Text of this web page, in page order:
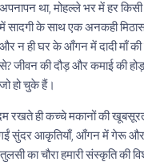
था, मोहल्ले भर में हर किसी
सादगी के साथ एक अनकही
न ही घर के आँगन में दादी माँ की
जीवन की दौड़ और कमाई की
हो चुके हैं।
रखते ही कच्चे मकानों की
गईं सुंदर आकृतियाँ, आँगन में गेरू
का चौरा हमारी संस्कृति की